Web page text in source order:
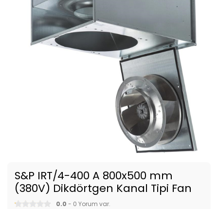
S&P IRT/4-400 A 800x500 mm
(380V) Dikdörtgen Kanal Tipi Fan
0.0 - 0 Yorum var.